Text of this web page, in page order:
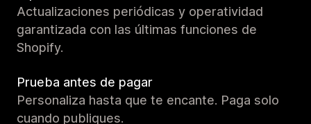
Actualizaciones periódicas y operatividad
garantizada con las últimas funciones de
Shopify.
Prueba antes de pagar
Personaliza hasta que te encante. Paga solo
cuando publiques.